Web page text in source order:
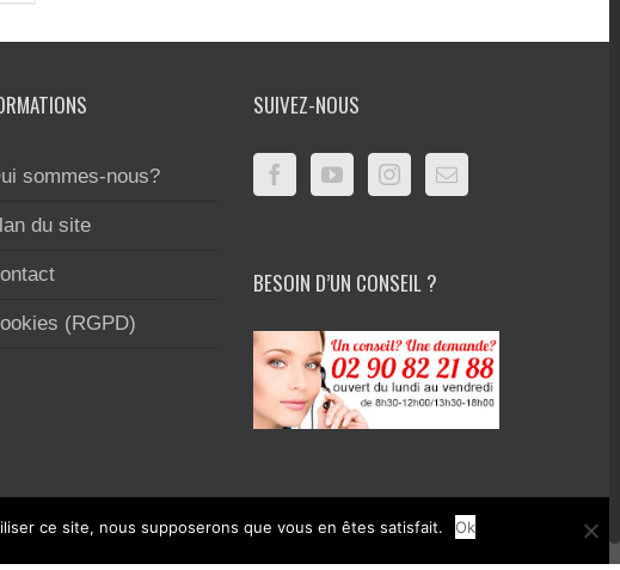
sommes-nous?
du site
(RGPD)
SUIVEZ-NOUS
BESOIN D’UN CONSEIL ?
ce site, nous supposerons que vous en êtes satisfait. Ok